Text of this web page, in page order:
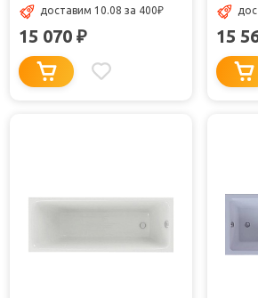
доставим 10.08 за 400₽
15 070 ₽ 15